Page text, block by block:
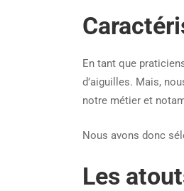
En tant que
d’aiguilles. Mais,
notre métier et
Nous avons donc
Les